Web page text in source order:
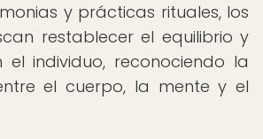
y prácticas rituales, los
restablecer el equilibrio y
individuo, reconociendo la
el cuerpo, la mente y el